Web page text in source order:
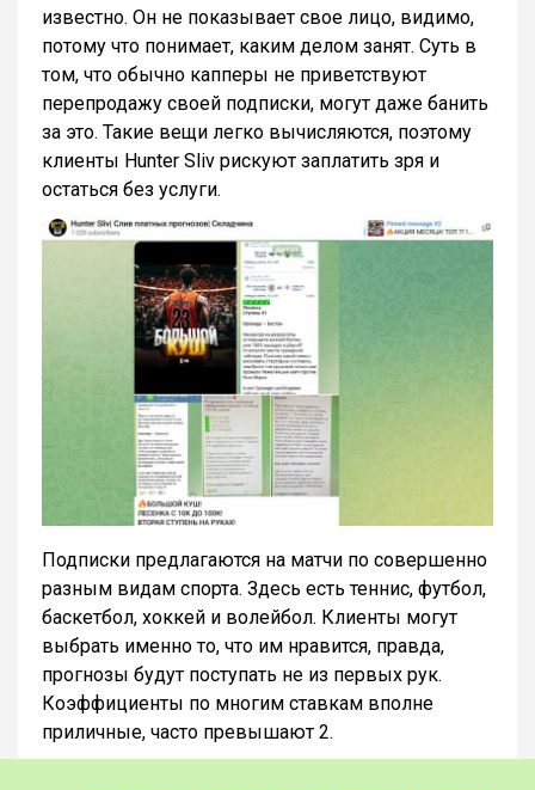
известно. Он не показывает свое лицо, видимо,
потому что понимает, каким делом занят. Суть в
том, что обычно капперы не приветствуют
перепродажу своей подписки, могут даже банить
за это. Такие вещи легко вычисляются, поэтому
клиенты Hunter Sliv рискуют заплатить зря и
остаться без услуги.
Подписки предлагаются на матчи по совершенно
разным видам спорта. Здесь есть теннис, футбол,
баскетбол, хоккей и волейбол. Клиенты могут
выбрать именно то, что им нравится, правда,
прогнозы будут поступать не из первых рук.
Коэффициенты по многим ставкам вполне
приличные, часто превышают 2.